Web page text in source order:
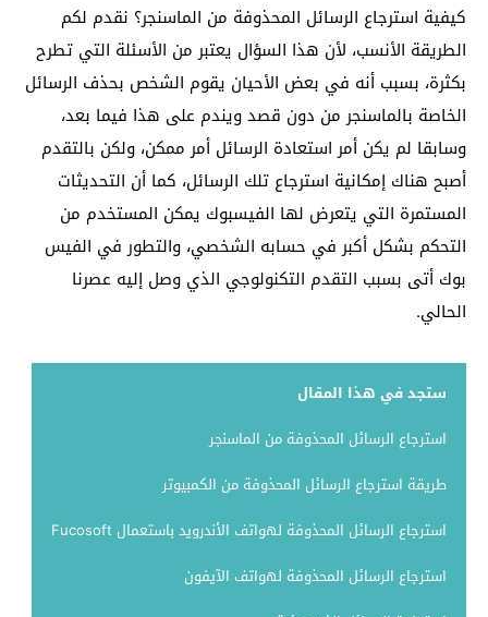
كيفية استرجاع الرسائل المحذوفة من الماسنجر؟ نقدم لكم
الطريقة الأنسب، لأن هذا السؤال يعتبر من الأسئلة التي تطرح
بكثرة، بسبب أنه في بعض الأحيان يقوم الشخص بحذف الرسائل
الخاصة بالماسنجر من دون قصد ويندم على هذا فيما بعد،
وسابقا لم يكن أمر استعادة الرسائل أمر ممكن، ولكن بالتقدم
أصبح هناك إمكانية استرجاع تلك الرسائل، كما أن التحديثات
المستمرة التي يتعرض لها الفيسبوك يمكن المستخدم من
التحكم بشكل أكبر في حسابه الشخصي، والتطور في الفيس
بوك أتى بسبب التقدم التكنولوجي الذي وصل إليه عصرنا
الحالي.
ستجد في هذا المقال
استرجاع الرسائل المحذوفة من الماسنجر
طريقة استرجاع الرسائل المحذوفة من الكمبيوتر
استرجاع الرسائل المحذوفة لهواتف الأندرويد باستعمال Fucosoft
استرجاع الرسائل المحذوفة لهواتف الآيفون